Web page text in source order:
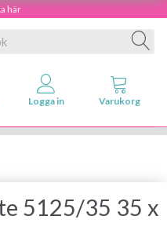
här
5125/35 35 x